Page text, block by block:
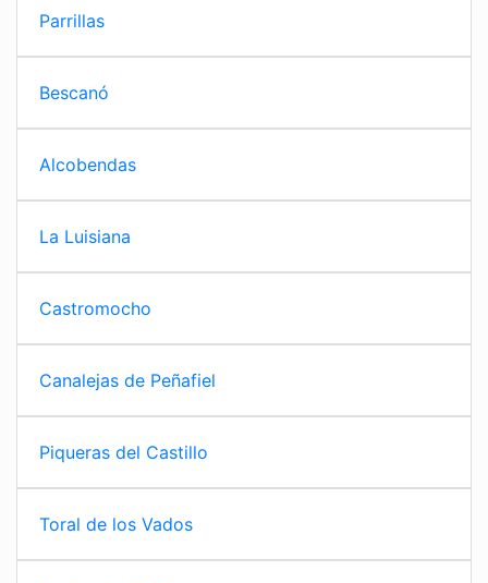
Parrillas
Bescanó
Alcobendas
La Luisiana
Castromocho
Canalejas de Peñafiel
Piqueras del Castillo
Toral de los Vados